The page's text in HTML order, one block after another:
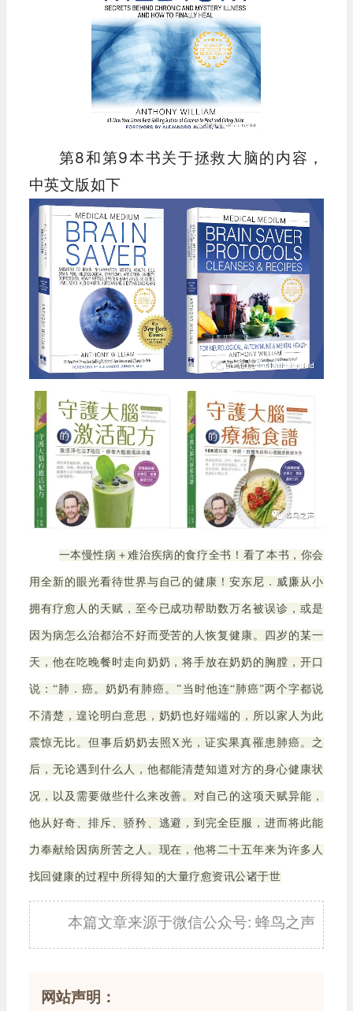
第8和第9本书关于拯救大脑的内容，
中英文版如下
一本慢性病＋难治疾病的食疗全书！看了本书，你会
用全新的眼光看待世界与自己的健康！安东尼．威廉从小
拥有疗愈人的天赋，至今已成功帮助数万名被误诊，或是
因为病怎么治都治不好而受苦的人恢复健康。四岁的某一
天，他在吃晚餐时走向奶奶，将手放在奶奶的胸膛，开口
说：“肺．癌。奶奶有肺癌。”当时他连“肺癌”两个字都说
不清楚，遑论明白意思，奶奶也好端端的，所以家人为此
震惊无比。但事后奶奶去照X光，证实果真罹患肺癌。之
后，无论遇到什么人，他都能清楚知道对方的身心健康状
况，以及需要做些什么来改善。对自己的这项天赋异能，
他从好奇、排斥、骄矜、逃避，到完全臣服，进而将此能
力奉献给因病所苦之人。现在，他将二十五年来为许多人
找回健康的过程中所得知的大量疗愈资讯公诸于世
本篇文章来源于微信公众号: 蜂鸟之声
网站声明：